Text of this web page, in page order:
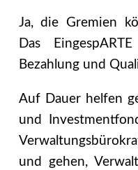
Ja, die Gremien
Das
Bezahlung und
Auf Dauer helfen
und
und gehen,